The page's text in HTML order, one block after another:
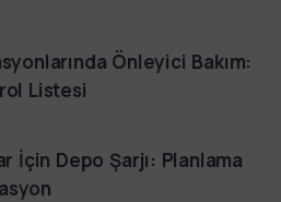
Önleyici Bakım:
Listesi
İçin Depo Şarjı: Planlama